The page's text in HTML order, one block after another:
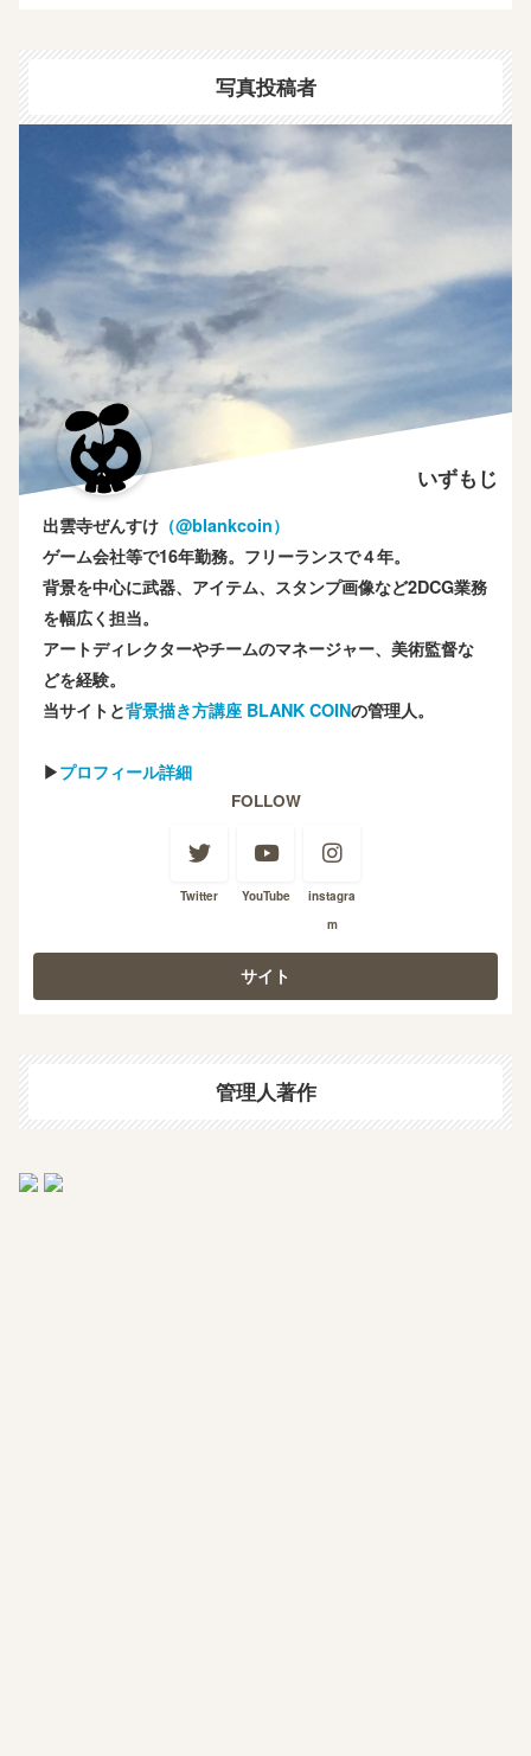
写真投稿者
いずもじ
出雲寺ぜんすけ （‎@blankcoin）
ゲーム会社等で16年勤務。フリーランスで４年。
背景を中心に武器、アイテム、スタンプ画像など2DCG業務
を幅広く担当。
アートディレクターやチームのマネージャー、美術監督な
どを経験。
当サイトと背景描き方講座 BLANK COINの管理人。
▶プロフィール詳細
FOLLOW
Twitter YouTube
instagra
m
管理人著作